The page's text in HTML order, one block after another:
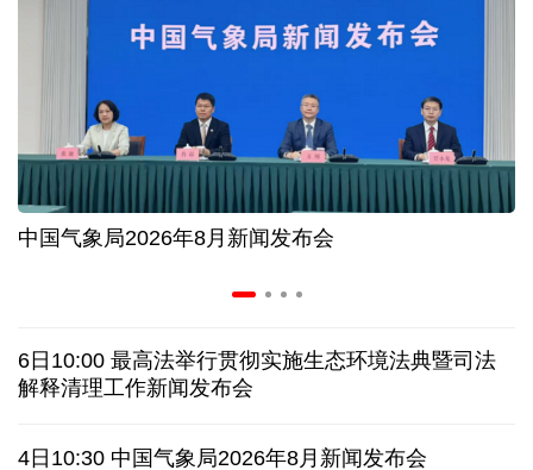
数据有了“身份证” 我国正稳步推进数据产权登记
前7月海南离岛免税购物额216亿元 同比增长17.9%
60余国家、地区和国际组织在今年服贸会设展办会
"一公里"产业链出圈 深圳华强北迎来全球采购热潮
美媒称美国增派人手 在古巴加大力度开展情报活动
巴西降级与阿根廷关系 阿称驻巴大使将“回国休假”
中国气象局2026年8月新闻发布会
6日10:00 最高法举行贯彻实施生态环境法典暨司法
解释清理工作新闻发布会
4日10:30 中国气象局2026年8月新闻发布会